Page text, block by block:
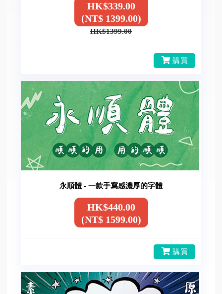
HK$339.00
(NT$ 1399.00)
HK$1399.00
購買
永順體 - 一款手寫感濃厚的字體
HK$440.00
(NT$ 1599.00)
購買